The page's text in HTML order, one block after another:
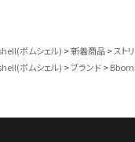
ボムシェル) 新着商品
スト
ボムシェル)
ブランド